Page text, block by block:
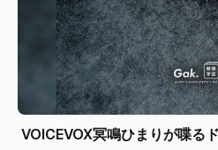
VOICEVOX冥鳴ひまりが喋る